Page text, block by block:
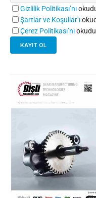
Gizlilik Politikası’nı
Şartlar ve Koşullar’ı
Çerez Politikası’nı